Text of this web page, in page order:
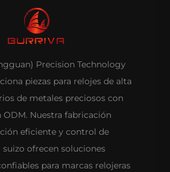
Precision Technology
piezas para relojes de alta
de metales preciosos con
ODM. Nuestra fabricación
eficiente y control de
ofrecen soluciones
para marcas relojeras